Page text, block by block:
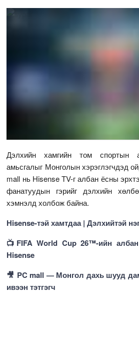
Дэлхийн хамгийн том спортын
амьсгалыг Монголын хэрэглэгчдэд
mall нь Hisense TV-г албан ёсны
фанатуудын гэрийг дэлхийн
хэмнэлд холбож байна.
Hisense-тэй хамтдаа | Дэлхийтэй
📺FIFA World Cup 26™-ийн албан
Hisense
🎥 PC mall — Монгол дахь шууд
ивээн тэтгэгч